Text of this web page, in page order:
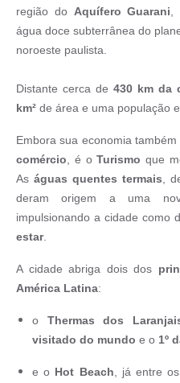
região do Aquífero Guarani
água doce subterrânea do
noroeste paulista.
Distante cerca de 430 km da
km² de área e uma população
Embora sua economia
comércio , é oTurismo que
As águas quentes termais ,
deram origem a uma
impulsionando a cidade como
estar.
A cidade abriga dois dos
América Latina:
o Thermas dos
visitado do mundo e o 1º
e o Hot Beach , já entre